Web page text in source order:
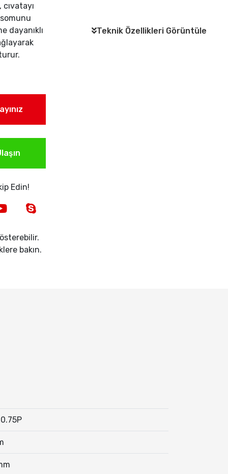
Teknik Özellikleri Görüntüle
dayanıklı
Edin!
bakın.